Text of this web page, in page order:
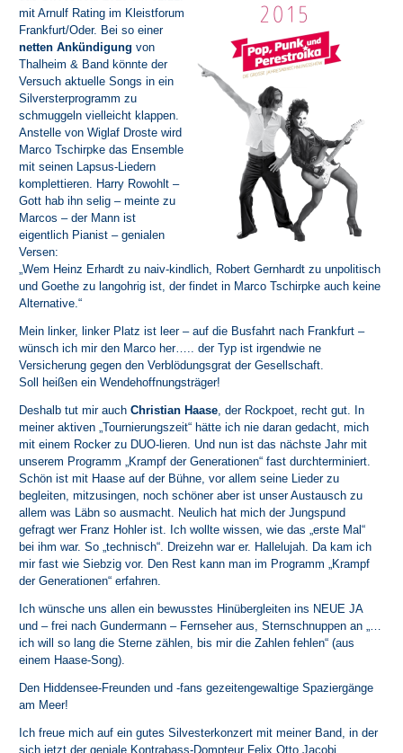
mit Arnulf Rating im Kleistforum
Frankfurt/Oder. Bei so einer
netten Ankündigung von
Thalheim & Band könnte der
Versuch aktuelle Songs in ein
Silversterprogramm zu
schmuggeln vielleicht klappen.
Anstelle von Wiglaf Droste wird
Marco Tschirpke das Ensemble
mit seinen Lapsus-Liedern
komplettieren. Harry Rowohlt –
Gott hab ihn selig – meinte zu
Marcos – der Mann ist
eigentlich Pianist – genialen
Versen:
„Wem Heinz Erhardt zu naiv-kindlich, Robert Gernhardt zu unpolitisch
und Goethe zu langohrig ist, der findet in Marco Tschirpke auch keine
Alternative.“
Mein linker, linker Platz ist leer – auf die Busfahrt nach Frankfurt –
wünsch ich mir den Marco her….. der Typ ist irgendwie ne
Versicherung gegen den Verblödungsgrat der Gesellschaft.
Soll heißen ein Wendehoffnungsträger!
Deshalb tut mir auchChristian Haase, der Rockpoet, recht gut. In
meiner aktiven „Tournierungszeit“ hätte ich nie daran gedacht, mich
mit einem Rocker zu DUO-lieren. Und nun ist das nächste Jahr mit
unserem Programm „Krampf der Generationen“ fast durchterminiert.
Schön ist mit Haase auf der Bühne, vor allem seine Lieder zu
begleiten, mitzusingen, noch schöner aber ist unser Austausch zu
allem was Läbn so ausmacht. Neulich hat mich der Jungspund
gefragt wer Franz Hohler ist. Ich wollte wissen, wie das „erste Mal“
bei ihm war. So „technisch“. Dreizehn war er. Hallelujah. Da kam ich
mir fast wie Siebzig vor. Den Rest kann man im Programm „Krampf
der Generationen“ erfahren.
Ich wünsche uns allen ein bewusstes Hinübergleiten ins NEUE JA
und – frei nach Gundermann – Fernseher aus, Sternschnuppen an „…
ich will so lang die Sterne zählen, bis mir die Zahlen fehlen“ (aus
einem Haase-Song).
Den Hiddensee-Freunden und -fans gezeitengewaltige Spaziergänge
am Meer!
Ich freue mich auf ein gutes Silvesterkonzert mit meiner Band, in der
sich jetzt der geniale Kontrabass-Dompteur Felix Otto Jacobi